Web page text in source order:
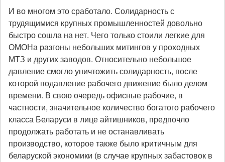
И во многом это сработало. Солидарность с
трудящимися крупных промышленностей довольно
быстро сошла на нет. Чего только стоили легкие для
ОМОНа разгоны небольших митингов у проходных
МТЗ и других заводов. Относительно небольшое
давление смогло уничтожить солидарность, после
которой подавление рабочего движение было делом
времени. В свою очередь офисные рабочие, в
частности, значительное количество богатого рабочего
класса Беларуси в лице айтишников, предпочло
продолжать работать и не останавливать
производство, которое также было критичным для
беларуской экономики (в случае крупных забастовок в